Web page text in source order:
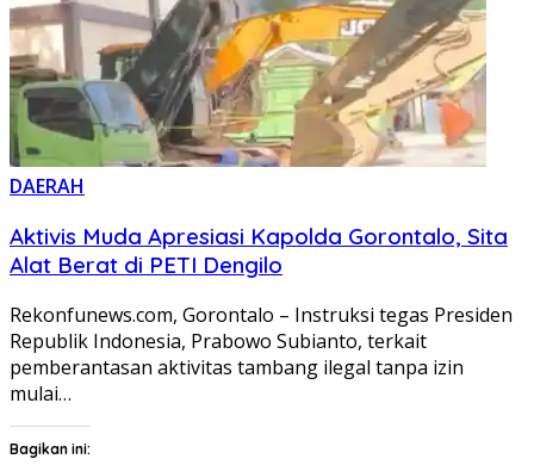
DAERAH
Aktivis Muda Apresiasi Kapolda Gorontalo, Sita
Alat Berat di PETI Dengilo
Rekonfunews.com, Gorontalo – Instruksi tegas Presiden
Republik Indonesia, Prabowo Subianto, terkait
pemberantasan aktivitas tambang ilegal tanpa izin
mulai…
Bagikan ini: